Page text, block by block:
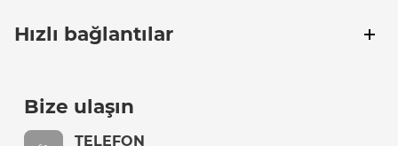
Hızlı bağlantılar
Bize ulaşın
TELEFON